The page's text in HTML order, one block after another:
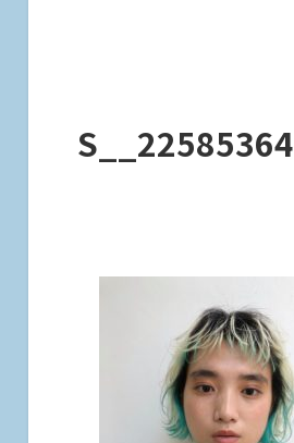
S__22585364